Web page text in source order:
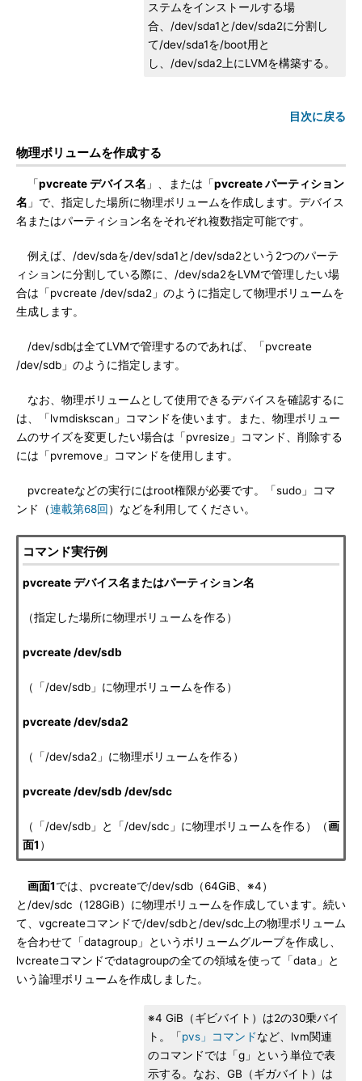
ステムをインストールする場
合、/dev/sda1と/dev/sda2に分割し
て/dev/sda1を/boot用と
し、/dev/sda2上にLVMを構築する。
目次に戻る
物理ボリュームを作成する
「pvcreate デバイス名 」、または「pvcreate パーティション
名 」で、指定した場所に物理ボリュームを作成します。デバイス
名またはパーティション名をそれぞれ複数指定可能です。
例えば、/dev/sdaを/dev/sda1と/dev/sda2という2つのパーテ
ィションに分割している際に、/dev/sda2をLVMで管理したい場
合は「pvcreate /dev/sda2」のように指定して物理ボリュームを
生成します。
/dev/sdbは全てLVMで管理するのであれば、「pvcreate
/dev/sdb」のように指定します。
なお、物理ボリュームとして使用できるデバイスを確認するに
は、「lvmdiskscan」コマンドを使います。また、物理ボリュー
ムのサイズを変更したい場合は「pvresize」コマンド、削除する
には「pvremove」コマンドを使用します。
pvcreateなどの実行にはroot権限が必要です。「sudo」コマ
ンド（連載第68回 ）などを利用してください。
コマンド実行例
pvcreate デバイス名またはパーティション名
（指定した場所に物理ボリュームを作る）
pvcreate /dev/sdb
（「/dev/sdb」に物理ボリュームを作る）
pvcreate /dev/sda2
（「/dev/sda2」に物理ボリュームを作る）
pvcreate /dev/sdb /dev/sdc
（「/dev/sdb」と「/dev/sdc」に物理ボリュームを作る）（画
面1 ）
画面1では、pvcreateで/dev/sdb（64GiB、※4）
と/dev/sdc（128GiB）に物理ボリュームを作成しています。続い
て、vgcreateコマンドで/dev/sdbと/dev/sdc上の物理ボリューム
を合わせて「datagroup」というボリュームグループを作成し、
lvcreateコマンドでdatagroupの全ての領域を使って「data」と
いう論理ボリュームを作成しました。
※4 GiB（ギビバイト）は2の30乗バイ
ト。「pvs」コマンドなど、lvm関連
のコマンドでは「g」という単位で表
示する。なお、GB（ギガバイト）は